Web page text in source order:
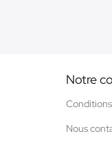
Notre
Nous